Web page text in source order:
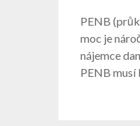
PENB
moc je
nájemce
PENB musí